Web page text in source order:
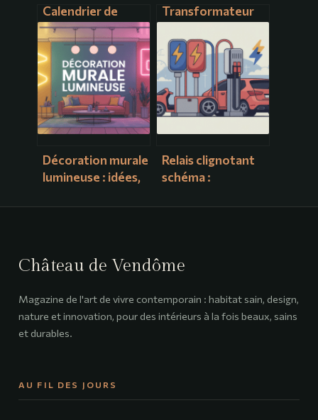
Calendrier de
l’avent bricolage :
idées créatives et
faciles à réaliser
Transformateur
choisir et brancher
en toute sécurité
Décoration murale
lumineuse : idées,
pour un mur qui
Relais clignotant
schéma :
câbler et dépanner
Château de Vendôme
Magazine de l'art de vivre contemporain : habitat sain, design,
nature et innovation, pour des intérieurs à la fois beaux, sains
et durables.
AU FIL DES JOURS